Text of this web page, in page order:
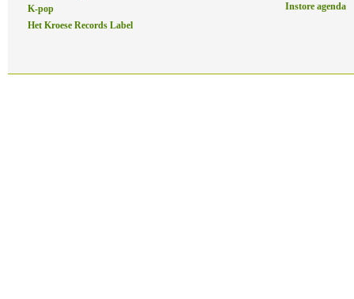
K-pop
Het Kroese Records Label
Instore agenda